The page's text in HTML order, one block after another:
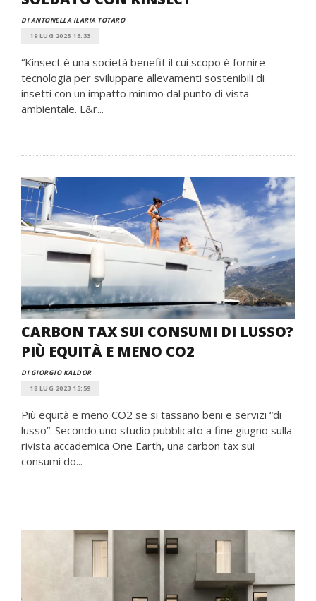
DI ANTONELLA ILARIA TOTARO
19 LUG 2023 15:33
“Kinsect è una società benefit il cui scopo è fornire
tecnologia per sviluppare allevamenti sostenibili di
insetti con un impatto minimo dal punto di vista
ambientale. L&r...
CARBON TAX SUI CONSUMI DI LUSSO?
PIÙ EQUITÀ E MENO CO2
DI GIORGIO KALDOR
18 LUG 2023 15:59
Più equità e meno CO2 se si tassano beni e servizi “di
lusso”. Secondo uno studio pubblicato a fine giugno sulla
rivista accademica One Earth, una carbon tax sui
consumi do...